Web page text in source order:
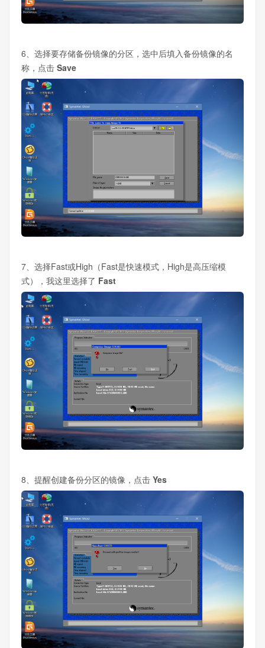
6、选择要存储备份镜像的分区，选中后填入备份镜像的名
称，点击 Save
7、选择Fast或High（Fast是快速模式，High是高压缩模
式），我这里选择了 Fast
8、提醒创建备份分区的镜像，点击 Yes